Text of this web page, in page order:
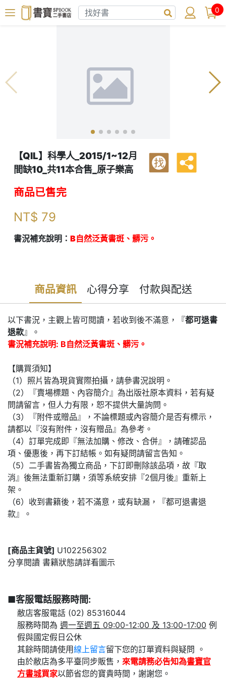
0
【QIL】科學人_2015/1~12月
間缺10_共11本合售_原子樂高
找
商品已售完
NT$ 79
書況補充說明： B自然泛黃書斑、髒污。
商品資訊 心得分享 付款與配送
以下書況，主觀上皆可閱讀，若收到後不滿意，『都可退書
退款』。
書況補充說明: B自然泛黃書斑、髒污。
【購買須知】
（1）照片皆為現貨實際拍攝，請參書況說明。
（2）『賣場標題、內容簡介』為出版社原本資料，若有疑
問請留言，但人力有限，恕不提供大量詢問。
（3）『附件或贈品』，不論標題或內容簡介是否有標示，
請都以『沒有附件，沒有贈品』為參考。
（4）訂單完成即『無法加購、修改、合併』，請確認品
項、優惠後，再下訂結帳。如有疑問請留言告知。
（5）二手書皆為獨立商品，下訂即刪除該品項，故『取
消』後無法重新訂購，須等系統安排『2個月後』重新上
架。
（6）收到書籍後，若不滿意，或有缺漏，『都可退書退
款』。
[商品主貨號] U102256302
分享閱讀 書籍狀態請詳看圖示
■客服電話服務時間:
敝店客服電話 (02) 85316044
服務時間為 週一至週五 09:00-12:00 及 13:00-17:00 例
假與國定假日公休
其餘時間請使用線上留言
留下您的訂單資料與疑問 。
由於敝店為多平臺同步販售， 來電請務必告知為書寶官
方書城買家以節省您的寶貴時間，謝謝您。